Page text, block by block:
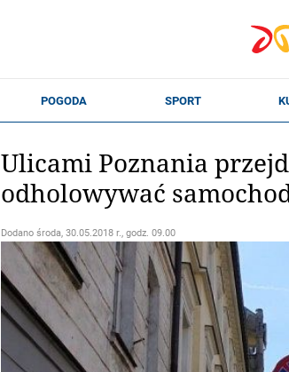
Ulicami Poznania
odholowywać
Dodano środa, 30.05.2018 r., godz. 09.00